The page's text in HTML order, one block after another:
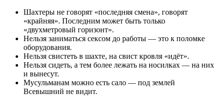
Шахтеры не говорят «последняя смена», говорят
«крайняя». Последним может быть только
«двухметровый горизонт».
Нельзя заниматься сексом до работы — это к поломке
оборудования.
Нельзя свистеть в шахте, на свист кровля «идёт».
Нельзя сидеть, а тем более лежать на носилках — на них
и вынесут.
Мусульманам можно есть сало — под землей
Всевышний не видит.